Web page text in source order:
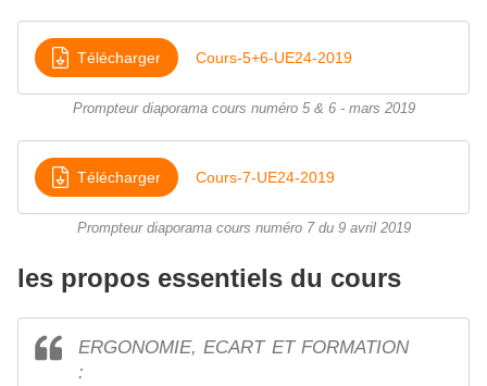
Télécharger Cours-5+6-UE24-2019
Prompteur diaporama cours numéro 5 & 6 - mars 2019
Télécharger Cours-7-UE24-2019
Prompteur diaporama cours numéro 7 du 9 avril 2019
les propos essentiels du cours
ERGONOMIE, ECART ET FORMATION
: